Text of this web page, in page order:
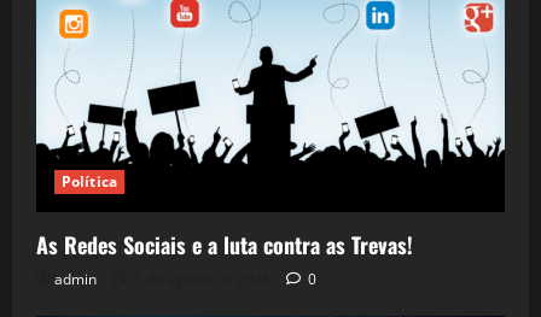
Política
As Redes Sociais e a luta contra as Trevas!
admin 0